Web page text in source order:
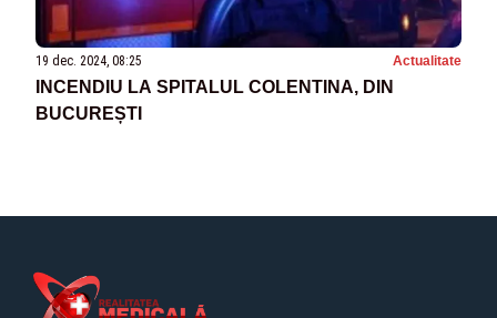
19 dec. 2024, 08:25 Actualitate
INCENDIU LA SPITALUL COLENTINA, DIN
BUCUREȘTI